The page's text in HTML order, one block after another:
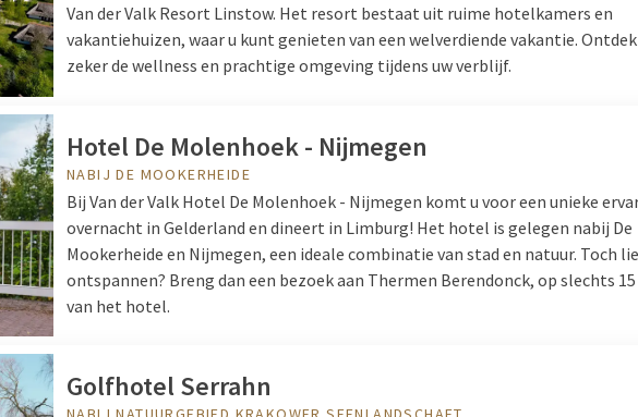
Van der Valk Resort Linstow. Het resort bestaat uit ruime hotelkamers en
vakantiehuizen, waar u kunt genieten van een welverdiende vakantie.
zeker de wellness en prachtige omgeving tijdens uw verblijf.
Hotel De Molenhoek - Nijmegen
NABIJ DE MOOKERHEIDE
Bij Van der Valk Hotel De Molenhoek - Nijmegen komt u voor een unieke
overnacht in Gelderland en dineert in Limburg! Het hotel is gelegen nabij De
Mookerheide en Nijmegen, een ideale combinatie van stad en natuur. Toch
ontspannen? Breng dan een bezoek aan Thermen Berendonck, op slechts
van het hotel.
Golfhotel Serrahn